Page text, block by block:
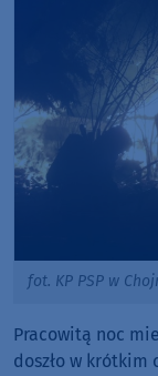
fot. KP PSP w
Pracowitą noc
doszło w krótkim